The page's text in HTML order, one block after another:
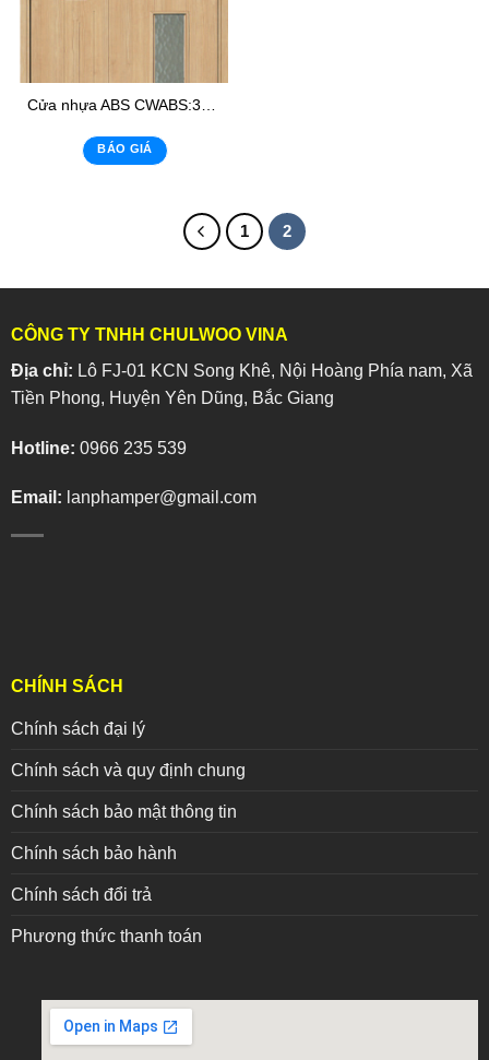
BÁO GIÁ
1 2
CÔNG TY TNHH CHULWOO VINA
Địa chỉ: Lô FJ-01 KCN Song Khê, Nội Hoàng Phía nam, Xã
Tiền Phong, Huyện Yên Dũng, Bắc Giang
Hotline: 0966 235 539
Email: lanphamper@gmail.com
CHÍNH SÁCH
Chính sách đại lý
Chính sách và quy định chung
Chính sách bảo mật thông tin
Chính sách bảo hành
Chính sách đổi trả
Phương thức thanh toán